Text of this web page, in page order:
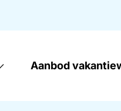
Aanbod